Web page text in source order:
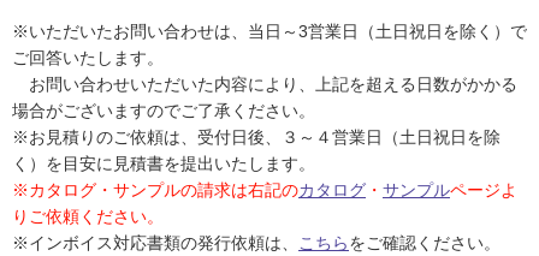
収納 インテリア・家具
照明 ペット用品
内装用建材 パネル・壁材
ロートアイアン
福岡ショールーム 札幌スマート ショールー
ム
横浜スマートショールー
ム
ウェルビーみのおHDC
BOX
よくある質問 お問い合わせ
修理お問い合わせ クレーム公開
説明書・図面検索 水まわり3年保証
お役立ち情報
アイデア
ASOLIE
ェルジュ
自分らしい家づくり
SUVACO
最高のリノベ会社がみつ
かる
※いただいたお問い合わせは、当日～3営業日（土日祝日を除く）で
ご回答いたします。
お問い合わせいただいた内容により、上記を超える日数がかかる
場合がございますのでご了承ください。
※お見積りのご依頼は、受付日後、３～４営業日（土日祝日を除
く）を目安に見積書を提出いたします。
※カタログ・サンプルの請求は右記のカタログ ・ サンプルページよ
りご依頼ください。
※インボイス対応書類の発行依頼は、
こちらをご確認ください。